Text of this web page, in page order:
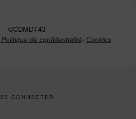
©CDMDT43
Politique de confidentialité- Cookies
SE CONNECTER